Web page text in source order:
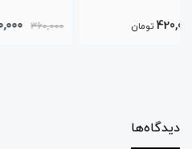
360,000 تومان
دیدگاه‌ها